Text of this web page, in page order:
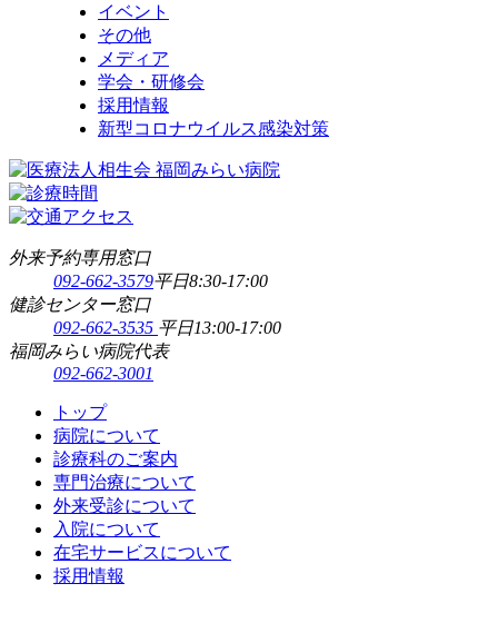
イベント
その他
メディア
学会・研修会
採用情報
新型コロナウイルス感染対策
外来予約専用窓口
092-662-3579平日8:30-17:00
健診センター窓口
092-662-3535 平日13:00-17:00
福岡みらい病院代表
092-662-3001
トップ
病院について
診療科のご案内
専門治療について
外来受診について
入院について
在宅サービスについて
採用情報